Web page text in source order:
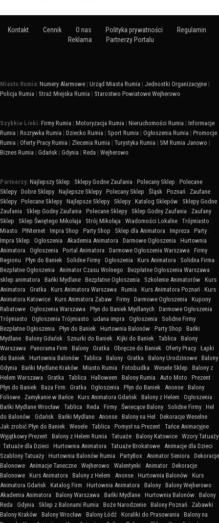
Kontakt Cennik O nas Polityka prywatności
Regulamin
Reklama
Partnerzy Portalu
Miasto Rumia: Numery Alarmowe | Urząd Miasta Rumia | Jednostki Organizacyjne |
Policja Rumia | Straż Miejska Rumia | Starostwo Powiatowe Wejherowo
Szybkie Linki: Firmy Rumia | Motoryzacja Rumia | Nieruchomości Rumia | Informacje
Rumia | Rozrywka Rumia | Dziecko Rumia | Sport Rumia | Ogłoszenia Rumia | Promocje
Rumia | Oferty Pracy Rumia | Zlecenia Rumia | Turystyka Rumia | SM Rumia Janowo |
Biznes Rumia | Gdańsk | Gdynia | Reda | Wejherowo
Partnerzy: Najlepszy Sklep : Sklepy Godne Zaufania : Polecany Sklep : Polecane
Sklepy : Dobre Sklepy : Najlepsze Sklepy : Polecany Sklep : Śląsk : Poznań : Zaufane
Sklepy : Polecane Sklepy : Najlepsze Sklepy : Sklepy : Katalog Sklepów : Sklepy Godne
Zaufania : Sklep Godny Zaufania : Polecane Sklepy : Sklep Godny Zaufania : Zaufany
Sklep : Sklep Świętego Mikołaja : Strój Mikołaja : Wiadomości Lokalne : Trójmiasto :
Miasto : PINternet : Impra Shop : Party Shop : Sklep dla Animatora : Impreza : Party :
Impra Sklep : Ogłoszenia : Akademia Animatora : Darmowe Ogłoszenia : Hurtownia
Animatora : Ogłoszenia : Portal Animatora : Darmowe Ogłoszenia Warszawa : Firmy
Regionu : Płyn do Baniek : Solidne Firmy : Ogłoszenia : Kurs Animatora : Solidna Firma :
Bezpłatne Ogłoszenia : Animator Czasu Wolnego : Bezpłatne Ogłoszenia Warszawa :
sklep animatora : Bańki Mydlane : Bezpłatne Ogłoszenia : Szkolenie Animatorów : Kurs
Animatora : Gratka : Kurs Animatora Warszawa : Rumia : Kurs Animatora Poznań : Kurs
Animatora Katowice : Kurs Animatora Zabaw : Firmy : Darmowe Ogłoszenia : Kupony
Rabatowe : Ogłoszenia Warszawa : Płyn do Baniek Mydlanych : Darmowe Ogłoszenia
Trójmiasto : Ogłoszenia Trójmiasto : udana impra : Ogłoszenia : Solidne Firmy :
Bezpłatne Ogłoszenia : Płyn do Baniek : Hurtownia Balonów : Party Shop : Bańki
Mydlane : Balony Gdańsk : Sznurki do Baniek : Kijki do Baniek : Tablica : Balony
Warszawa : Panorama Firm : Balony : Gratka : Obręcze do Baniek : Oferty Pracy : Łapki
do Baniek : Hurtownia Balonów : Tablica : Balony : Gratka : Balony Urodzinowe : Balony
Gdynia : Bańki Mydlane Kraków : Miasto Rumia : Fotobudka : Wesele Sklep : Balony z
Helem Warszawa : Gratka : Tablica : Halloween : Balony Rumia : Auto Moto : Prezent :
Płyn do Baniek : Baza Firm : Gratka : Ogłoszenia : Płyn do Baniek : Anonse : Balony
Foliowe : Zamykanie w Bańce : Kurs Animatora Gdańsk : Balony z Helem : Ogłoszenia :
Bańki Mydlane Wrocław : Tablica : Reda : Firmy : Świecące Balony : Solidne Firmy : Hel
do Balonów : Gdańsk : Bańki Mydlane : Anonse : Balony na Hel : Dekoracje Weselne :
Jak zrobić Płyn do Baniek : Wesele : Tablica : Pomysł na Prezent : Tańce Animacyjne :
Wyjątkowy Prezent : Balony z Helem Rumia : Tatuaże : Balony Katowice : Wzory Tatuaży
: Tatuaże dla Dzieci : Hurtownia Animatora : Tatuaże Brokatowe : Animacje dla Dzieci :
Szablony Tatuaży : Hurtownia Balonów Rumia : PartyBox : Animator Seniora : Dekoracje
Balonowe : Animacje Taneczne : Wejherowo : Walentynki : Animator : Dekoracje
Balonowe : Kurs Animatora : Balony z Helem : Anonse : Hurtownia Balonów : Kurs
Animatora Gdańsk : Katalog Firm : Hurtownia Animatora : Balony : Balony Wejherowo :
Akademia Animatora : Balony Warszawa : Bańki Mydlane : Hurtownia Balonów : Balony
Reda : Gdynia : Sklep z Balonami Rumia : Boże Narodzenie : Balony Poznań : Zabawki :
Balony Kraków : Balony Wrocław : Balony Łódź : Koraliki do Prasowania : Balony na